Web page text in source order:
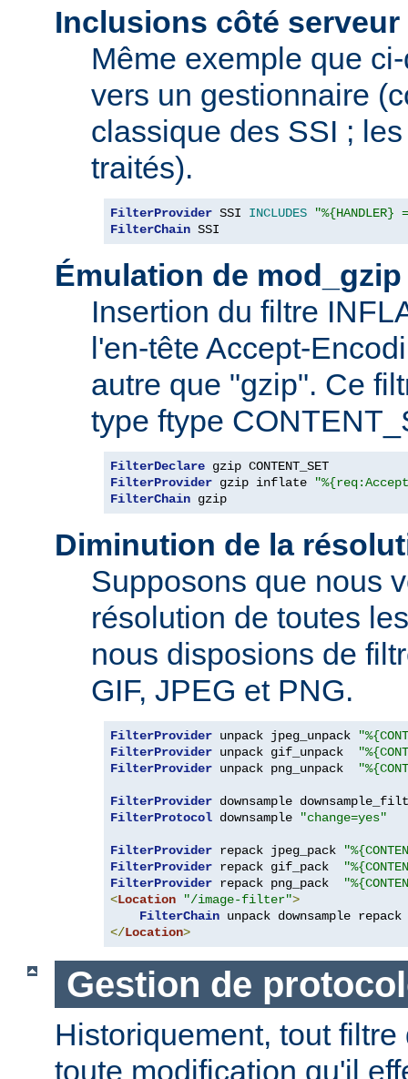
Inclusions côté serveur
Même exemple que
vers un gestionnaire
classique des SSI ;
traités).
FilterProvider SSI INCLUDES
FilterChain SSI
Émulation de
Insertion du filtre
l'en-tête Accept-
autre que "gzip". Ce
type ftype
FilterDeclare
FilterProvider gzip inflate
FilterChain gzip
Diminution de la
Supposons que nous
résolution de toutes
nous disposions de
GIF, JPEG et PNG.
FilterProvider unpack jpeg_unpack
FilterProvider unpack gif_unpack
FilterProvider unpack png_unpack
FilterProvider downsample
FilterProtocol downsample "change=yes"
FilterProvider repack jpeg_pack
FilterProvider repack gif_pack
FilterProvider repack png_pack
<Location "/image-filter">
FilterChain
</Location>
Gestion de
Historiquement, tout
toute modification qu'il